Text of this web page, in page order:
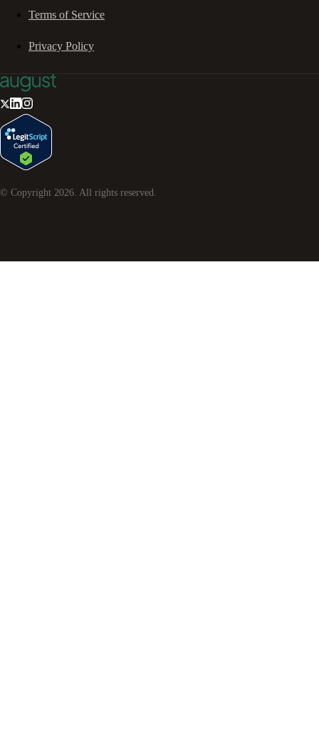
Terms of Service
Privacy Policy
© Copyright 2026. All rights reserved.